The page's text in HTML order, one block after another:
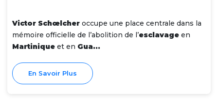
Victor Schœlcher occupe une place centrale dans la
mémoire officielle de l’abolition de l’esclavage en
Martinique et en Gua...
En Savoir Plus